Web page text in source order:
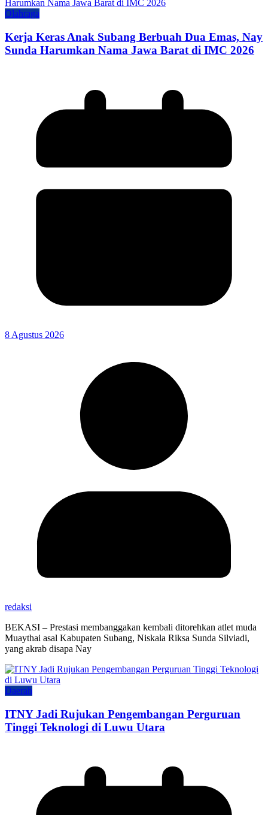
Olahraga
Kerja Keras Anak Subang Berbuah Dua Emas, Nay
Sunda Harumkan Nama Jawa Barat di IMC 2026
8 Agustus 2026
redaksi
BEKASI – Prestasi membanggakan kembali ditorehkan atlet muda
Muaythai asal Kabupaten Subang, Niskala Riksa Sunda Silviadi,
yang akrab disapa Nay
Daerah
ITNY Jadi Rujukan Pengembangan Perguruan
Tinggi Teknologi di Luwu Utara